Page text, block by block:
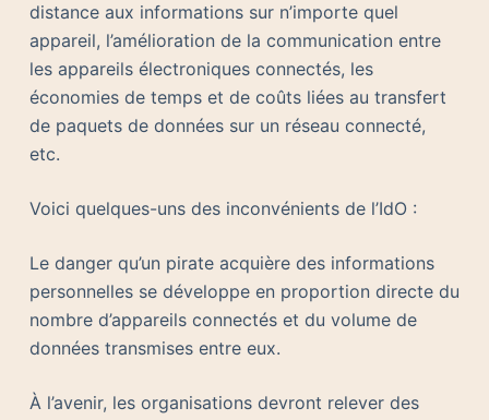
distance aux informations sur n’importe quel
appareil, l’amélioration de la communication entre
les appareils électroniques connectés, les
économies de temps et de coûts liées au transfert
de paquets de données sur un réseau connecté,
etc.
Voici quelques-uns des inconvénients de l’IdO :
Le danger qu’un pirate acquière des informations
personnelles se développe en proportion directe du
nombre d’appareils connectés et du volume de
données transmises entre eux.
À l’avenir, les organisations devront relever des